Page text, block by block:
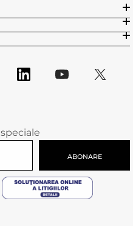
ABONARE